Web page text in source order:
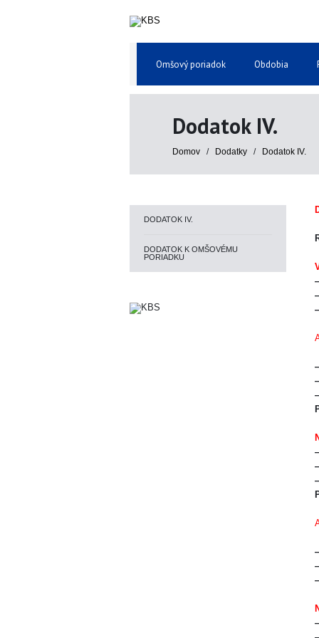
Omšový poriadok Obdobia
Dodatok IV.
Domov / Dodatky / Dodatok IV.
DODATOK IV.
DODATOK K OMŠOVÉMU
PORIADKU